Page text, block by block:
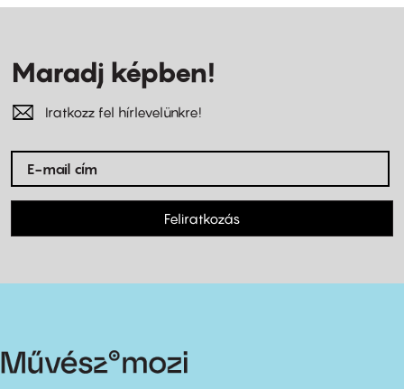
Maradj képben!
Iratkozz fel hírlevelünkre!
Feliratkozás